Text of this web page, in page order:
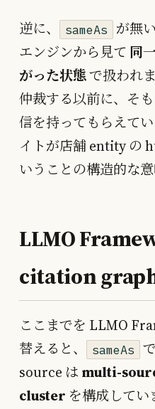
逆に、 sameAs
が無
エンジンから見て 同
がった状態で扱われ
仲裁する以前に、そ
信を持ってもらえて
イトが店舗 entity の
いうことの構造的な意
LLMO
citation
ここまでを LLMO
替えると、
sameAs
source は multi-
cluster を構成してい